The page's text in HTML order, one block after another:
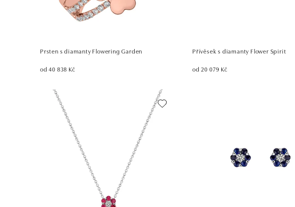
Prsten s diamanty Flowering Garden
od 40 838 Kč
Přívěsek s diamanty Flower Spirit
od 20 079 Kč